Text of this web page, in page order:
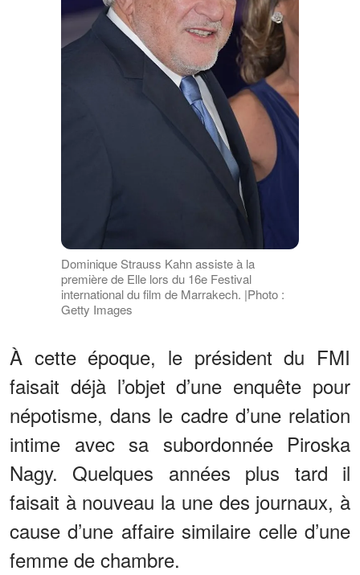
Dominique Strauss Kahn assiste à la
première de Elle lors du 16e Festival
international du film de Marrakech. |Photo :
Getty Images
À cette époque, le président du FMI
faisait déjà l’objet d’une enquête pour
népotisme, dans le cadre d’une relation
intime avec sa subordonnée Piroska
Nagy. Quelques années plus tard il
faisait à nouveau la une des journaux, à
cause d’une affaire similaire celle d’une
femme de chambre.